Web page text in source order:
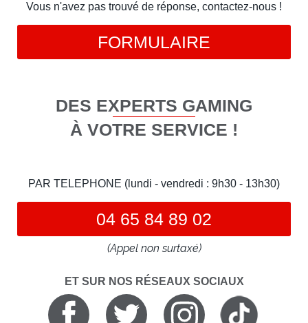
Vous n'avez pas trouvé de réponse, contactez-nous !
FORMULAIRE
DES EXPERTS GAMING
À VOTRE SERVICE !
PAR TELEPHONE (lundi - vendredi : 9h30 - 13h30)
04 65 84 89 02
(Appel non surtaxé)
ET SUR NOS RÉSEAUX SOCIAUX